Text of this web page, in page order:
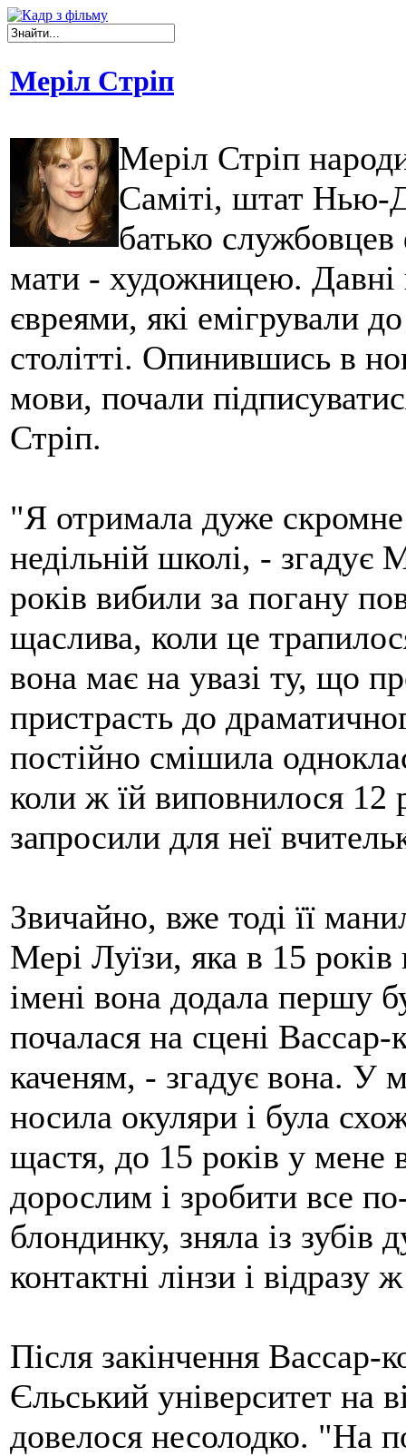
Меріл Стріп
Меріл Стріп
Саміті, штат
батько
мати - художницею. Давні
євреями, які емігрували
столітті. Опинившись в
мови, почали
Стріп.
"Я отримала дуже скромне
недільній школі, - згадує
років вибили за погану
щаслива, коли це
вона має на увазі ту, що
пристрасть до
постійно смішила
коли ж їй виповнилося 12
запросили для неї
Звичайно, вже тоді її
Мері Луїзи, яка в 15
імені вона додала першу
почалася на сцені
каченям, - згадує вона. У
носила окуляри і була
щастя, до 15 років у мене
дорослим і зробити все
блондинку, зняла із зубів
контактні лінзи і
Після закінчення Вассар-
Єльський університет на
довелося несолодко. "На